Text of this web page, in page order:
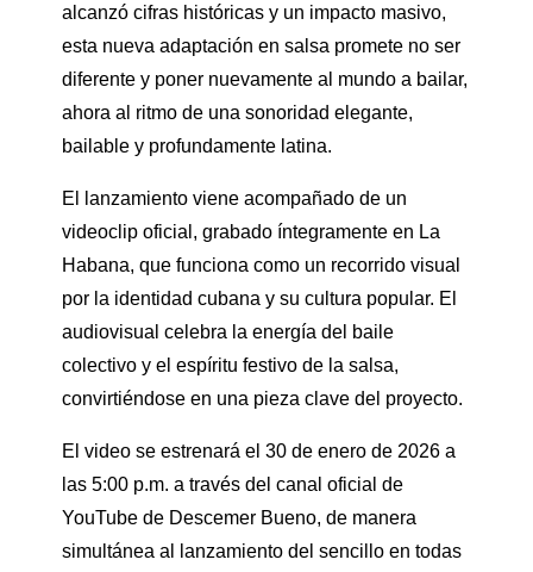
alcanzó cifras históricas y un impacto masivo,
esta nueva adaptación en salsa promete no ser
diferente y poner nuevamente al mundo a bailar,
ahora al ritmo de una sonoridad elegante,
bailable y profundamente latina.
El lanzamiento viene acompañado de un
videoclip oficial, grabado íntegramente en La
Habana, que funciona como un recorrido visual
por la identidad cubana y su cultura popular. El
audiovisual celebra la energía del baile
colectivo y el espíritu festivo de la salsa,
convirtiéndose en una pieza clave del proyecto.
El video se estrenará el 30 de enero de 2026 a
las 5:00 p.m. a través del canal oficial de
YouTube de Descemer Bueno, de manera
simultánea al lanzamiento del sencillo en todas